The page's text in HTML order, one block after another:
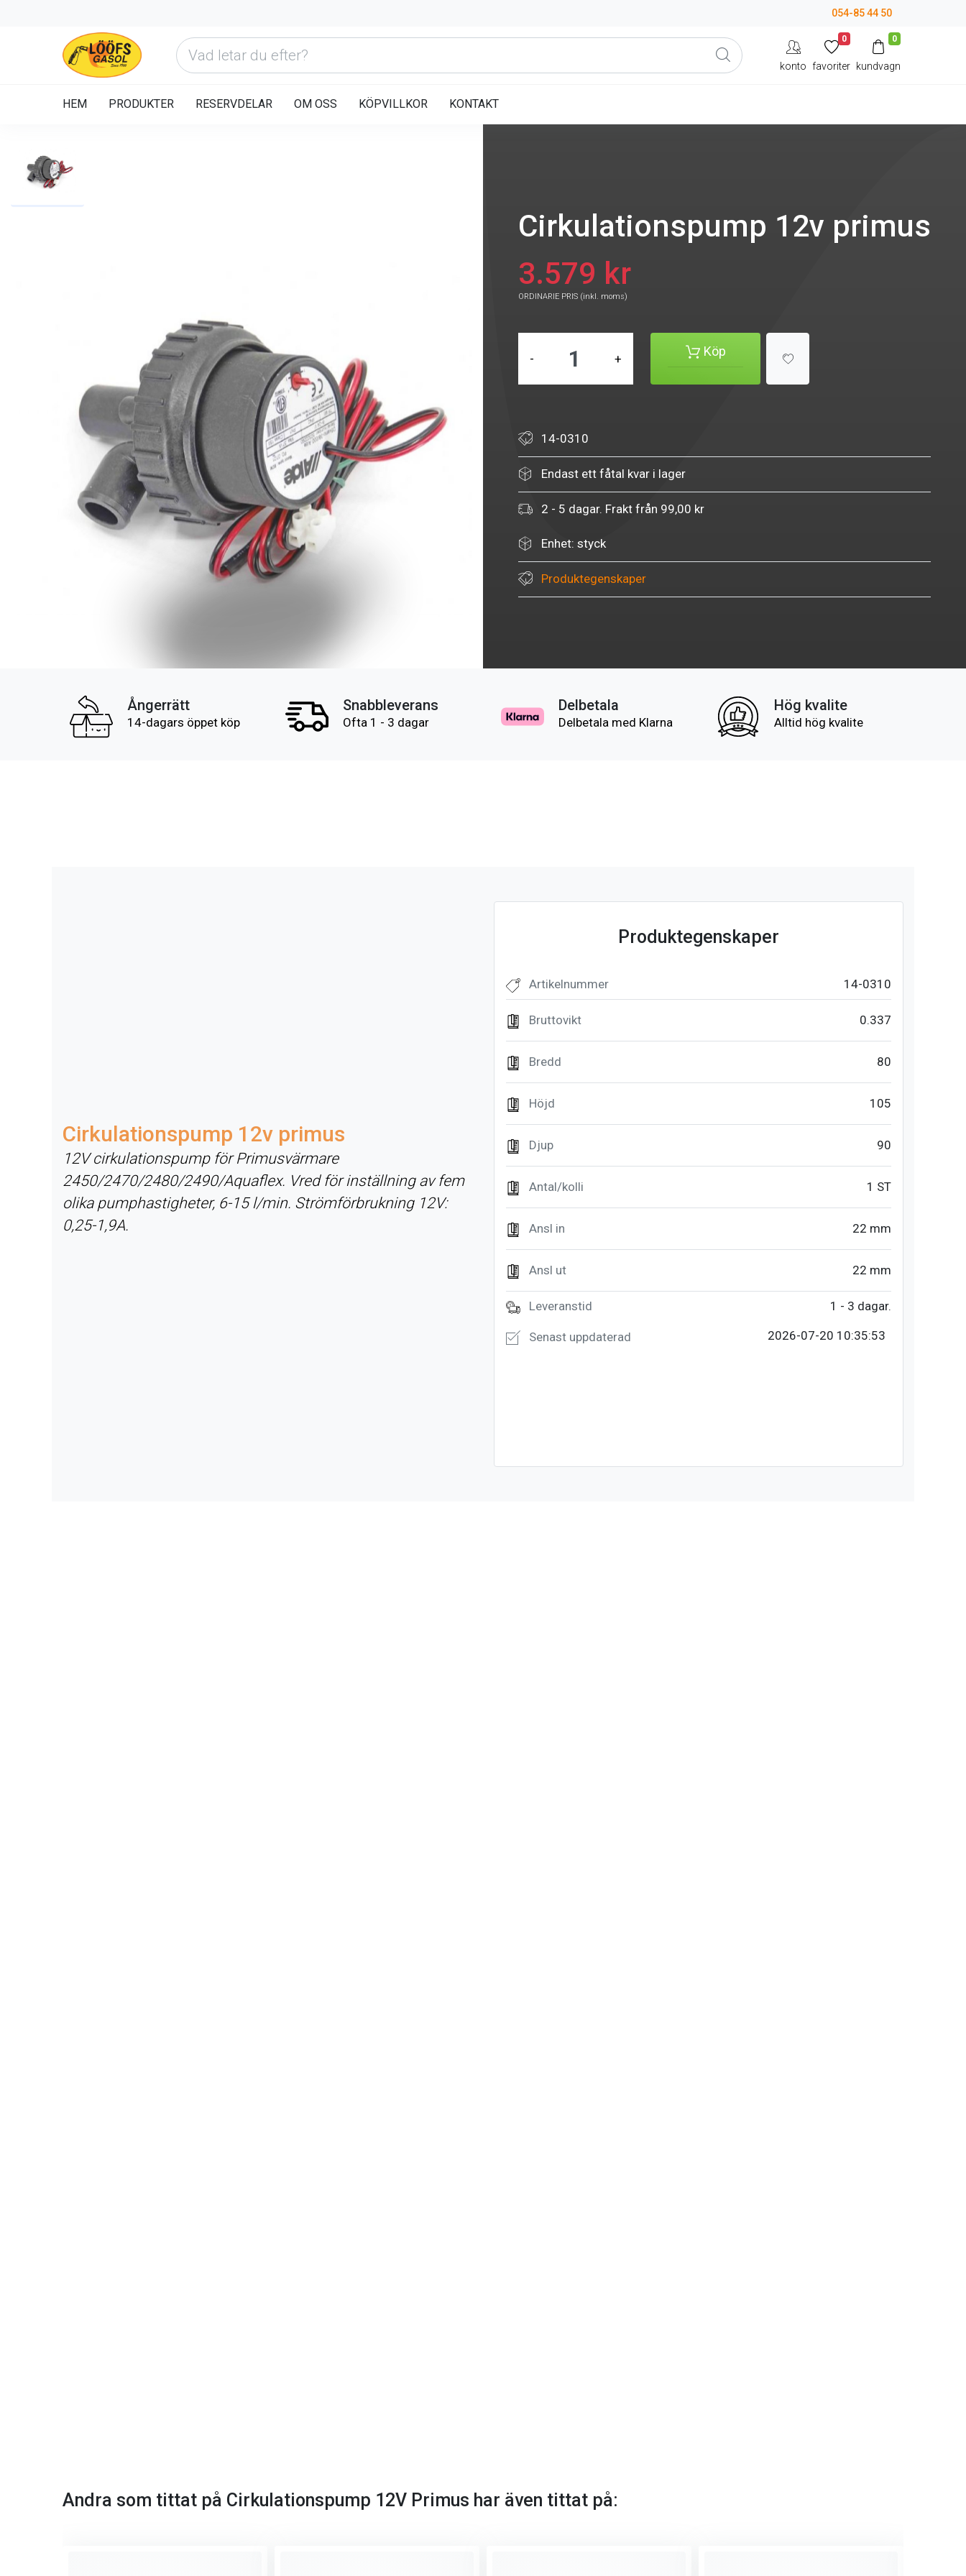
054-85 44 50
konto
0
favoriter
0
kundvagn
HEM PRODUKTER RESERVDELAR OM OSS KÖPVILLKOR KONTAKT
Cirkulationspump 12v primus
3.579 kr
ORDINARIE PRIS (inkl. moms)
- + Köp
14-0310
Endast ett fåtal kvar i lager
2 - 5 dagar. Frakt från 99,00 kr
Enhet: styck
Produktegenskaper
Ångerrätt
14-dagars öppet köp
Snabbleverans
Ofta 1 - 3 dagar
Delbetala
Delbetala med Klarna
Hög kvalite
Alltid hög kvalite
Cirkulationspump 12v primus
12V cirkulationspump för Primusvärmare
2450/2470/2480/2490/Aquaflex. Vred för inställning av fem
olika pumphastigheter, 6-15 l/min. Strömförbrukning 12V:
0,25-1,9A.
Produktegenskaper
14-0310
Artikelnummer
0.337
Bruttovikt
80
Bredd
105
Höjd
90
Djup
1 ST
Antal/kolli
22 mm
Ansl in
22 mm
Ansl ut
1 - 3 dagar.
Leveranstid
2026-07-20 10:35:53
Senast uppdaterad
Andra som tittat på Cirkulationspump 12V Primus har även tittat på: